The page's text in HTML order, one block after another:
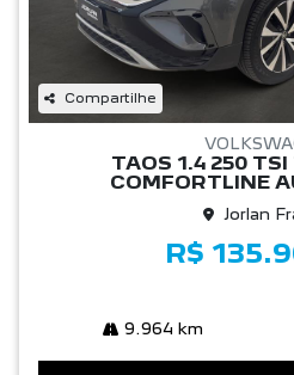
Compartilhe
TAOS 1.4 250
COMFORTLINE
Jorlan
R$
9.964 km